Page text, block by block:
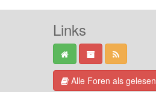
Links
Alle Foren als